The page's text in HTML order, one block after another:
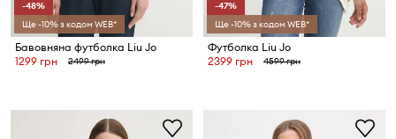
-48%
Ще -10% з кодом WEB*
Бавовняна футболка Liu Jo
1299 грн
2499 грн
-47%
Ще -10% з кодом WEB*
Футболка Liu Jo
2399 грн
4599 грн